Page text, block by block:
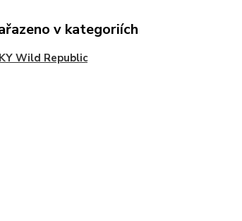
v kategoriích
Wild Republic